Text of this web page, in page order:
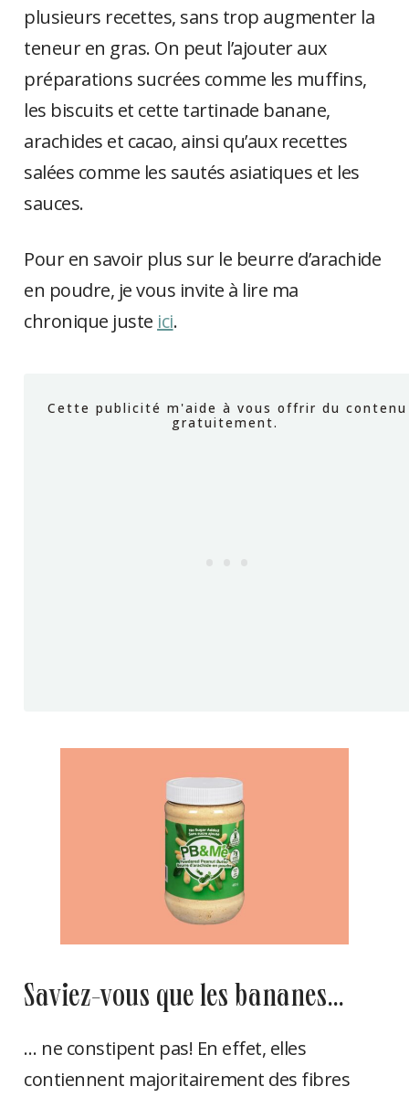
plusieurs recettes, sans trop augmenter la
teneur en gras. On peut l’ajouter aux
préparations sucrées comme les muffins,
les biscuits et cette tartinade banane,
arachides et cacao, ainsi qu’aux recettes
salées comme les sautés asiatiques et les
sauces.
Pour en savoir plus sur le beurre d’arachide
en poudre, je vous invite à lire ma
chronique juste ici.
saviez-vous que les bananes…
… ne constipent pas! En effet, elles
contiennent majoritairement des fibres